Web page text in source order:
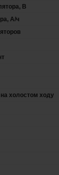
В
А/ч
холостом ходу